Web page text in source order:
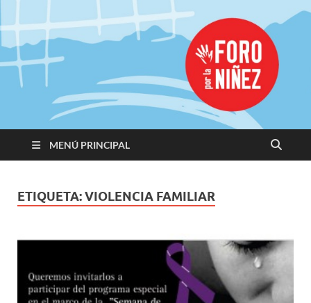
Promoviendo
Derechos,
Construimos
Igualdad
MENÚ PRINCIPAL
ETIQUETA:VIOLENCIA FAMILIAR